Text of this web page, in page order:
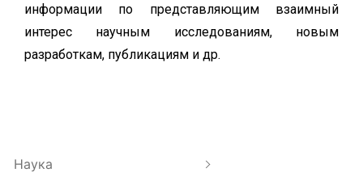
информации по представляющим взаимный
интерес научным исследованиям, новым
разработкам, публикациям и др.
Наука